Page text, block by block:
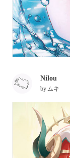
Nilou
by ムキ